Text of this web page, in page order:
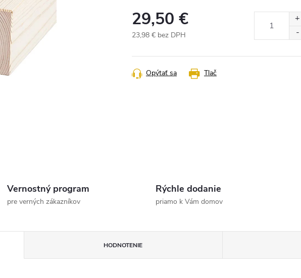
29,50 €
23,98 € bez DPH
cena:
Tlač
Opýtať sa
Vernostný program
pre verných zákazníkov
Rýchle dodanie
priamo k Vám domov
HODNOTENIE